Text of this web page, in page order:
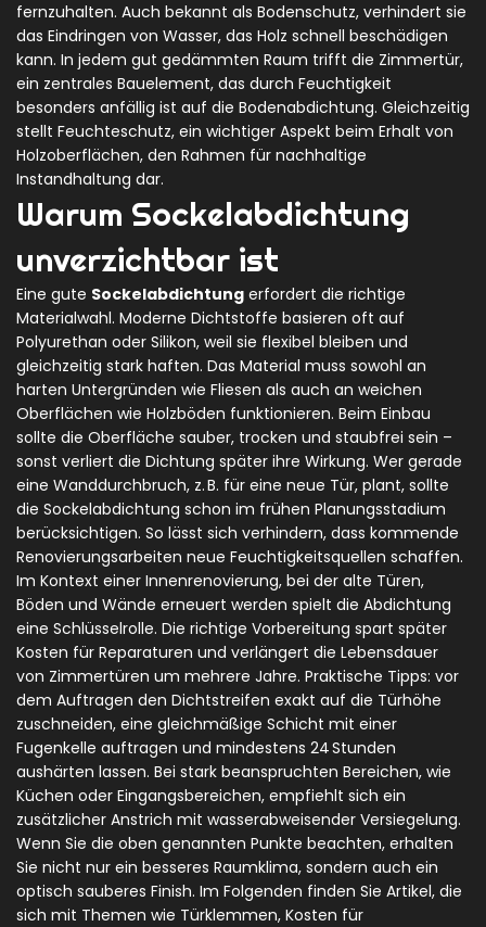
fernzuhalten. Auch bekannt als Bodenschutz, verhindert sie
das Eindringen von Wasser, das Holz schnell beschädigen
kann. In jedem gut gedämmten Raum trifft die Zimmertür,
ein zentrales Bauelement, das durch Feuchtigkeit
besonders anfällig ist auf die Bodenabdichtung. Gleichzeitig
stellt Feuchteschutz, ein wichtiger Aspekt beim Erhalt von
Holzoberflächen, den Rahmen für nachhaltige
Instandhaltung dar.
Warum Sockelabdichtung
unverzichtbar ist
Eine gute Sockelabdichtung erfordert die richtige
Materialwahl. Moderne Dichtstoffe basieren oft auf
Polyurethan oder Silikon, weil sie flexibel bleiben und
gleichzeitig stark haften. Das Material muss sowohl an
harten Untergründen wie Fliesen als auch an weichen
Oberflächen wie Holzböden funktionieren. Beim Einbau
sollte die Oberfläche sauber, trocken und staubfrei sein –
sonst verliert die Dichtung später ihre Wirkung. Wer gerade
eine Wanddurchbruch, z. B. für eine neue Tür, plant, sollte
die Sockelabdichtung schon im frühen Planungsstadium
berücksichtigen. So lässt sich verhindern, dass kommende
Renovierungsarbeiten neue Feuchtigkeitsquellen schaffen.
Im Kontext einer Innenrenovierung, bei der alte Türen,
Böden und Wände erneuert werden spielt die Abdichtung
eine Schlüsselrolle. Die richtige Vorbereitung spart später
Kosten für Reparaturen und verlängert die Lebensdauer
von Zimmertüren um mehrere Jahre. Praktische Tipps: vor
dem Auftragen den Dichtstreifen exakt auf die Türhöhe
zuschneiden, eine gleichmäßige Schicht mit einer
Fugenkelle auftragen und mindestens 24 Stunden
aushärten lassen. Bei stark beanspruchten Bereichen, wie
Küchen oder Eingangsbereichen, empfiehlt sich ein
zusätzlicher Anstrich mit wasserabweisender Versiegelung.
Wenn Sie die oben genannten Punkte beachten, erhalten
Sie nicht nur ein besseres Raumklima, sondern auch ein
optisch sauberes Finish. Im Folgenden finden Sie Artikel, die
sich mit Themen wie Türklemmen, Kosten für